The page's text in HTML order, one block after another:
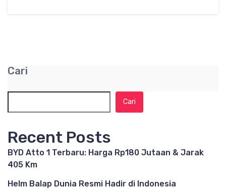
Cari
Cari
Recent Posts
BYD Atto 1 Terbaru: Harga Rp180 Jutaan & Jarak
405 Km
Helm Balap Dunia Resmi Hadir di Indonesia